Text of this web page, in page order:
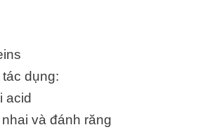
dụng:
acid
và đánh răng